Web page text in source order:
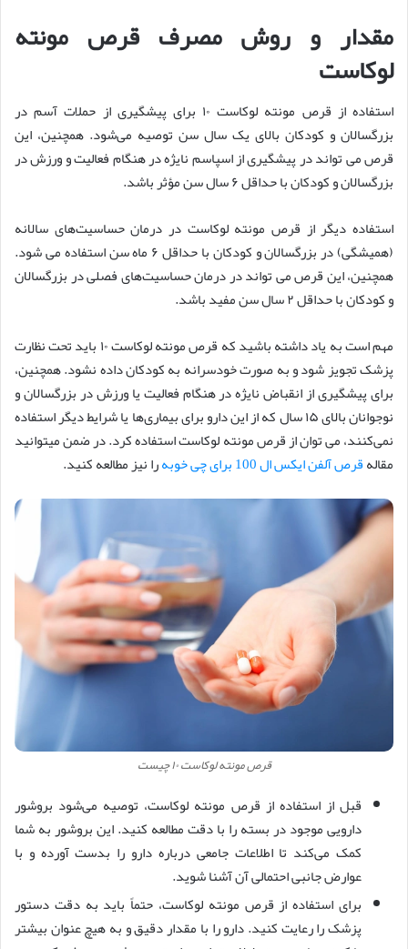
مقدار و روش مصرف قرص مونته
لوکاست
استفاده از قرص مونته لوکاست ۱۰ برای پیشگیری از حملات آسم در
بزرگسالان و کودکان بالای یک سال سن توصیه می‌شود. همچنین، این
قرص می تواند در پیشگیری از اسپاسم نایژه در هنگام فعالیت و ورزش در
بزرگسالان و کودکان با حداقل ۶ سال سن مؤثر باشد.
استفاده دیگر از قرص مونته لوکاست در درمان حساسیت‌های سالانه
(همیشگی) در بزرگسالان و کودکان با حداقل ۶ ماه سن استفاده می شود.
همچنین، این قرص می تواند در درمان حساسیت‌های فصلی در بزرگسالان
و کودکان با حداقل ۲ سال سن مفید باشد.
مهم است به یاد داشته باشید که قرص مونته لوکاست ۱۰ باید تحت نظارت
پزشک تجویز شود و به صورت خودسرانه به کودکان داده نشود. همچنین،
برای پیشگیری از انقباض نایژه در هنگام فعالیت یا ورزش در بزرگسالان و
نوجوانان بالای ۱۵ سال که از این دارو برای بیماری‌ها یا شرایط دیگر استفاده
نمی‌کنند، می توان از قرص مونته لوکاست استفاده کرد. در ضمن میتوانید
مقالهقرص آلفن ایکس ال 100 برای چی خوبه را نیز مطالعه کنید.
قرص مونته لوکاست ۱۰ چیست
قبل از استفاده از قرص مونته لوکاست، توصیه می‌شود بروشور
دارویی موجود در بسته را با دقت مطالعه کنید. این بروشور به شما
کمک می‌کند تا اطلاعات جامعی درباره دارو را بدست آورده و با
عوارض جانبی احتمالی آن آشنا شوید.
برای استفاده از قرص مونته لوکاست، حتماً باید به دقت دستور
پزشک را رعایت کنید. دارو را با مقدار دقیق و به هیچ عنوان بیشتر